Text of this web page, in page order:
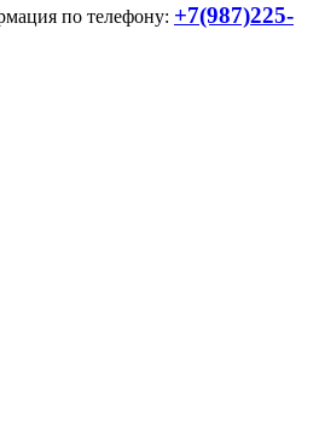
по телефону: +7(987)225-